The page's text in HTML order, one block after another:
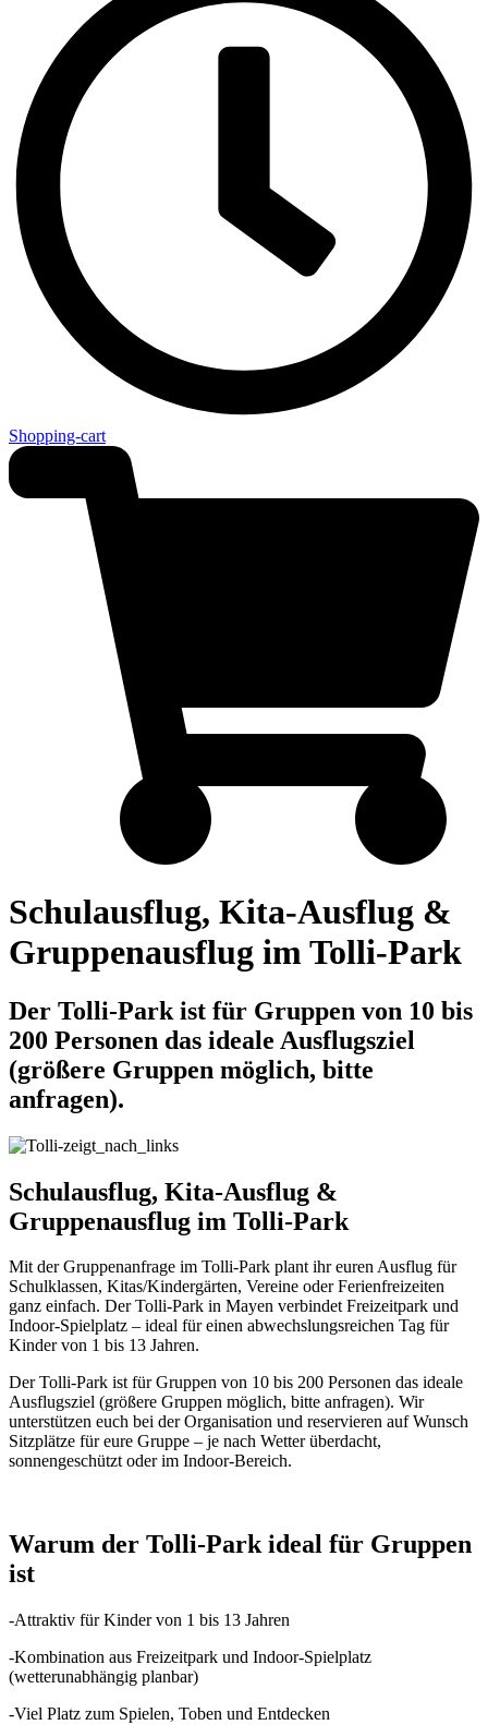
Shopping-cart
Schulausflug, Kita-Ausflug &
Gruppenausflug im Tolli-Park
Der Tolli-Park ist für Gruppen von 10 bis
200 Personen das ideale Ausflugsziel
(größere Gruppen möglich, bitte
anfragen).
Schulausflug, Kita-Ausflug &
Gruppenausflug im Tolli-Park
Mit der Gruppenanfrage im Tolli-Park plant ihr euren Ausflug für
Schulklassen, Kitas/Kindergärten, Vereine oder Ferienfreizeiten
ganz einfach. Der Tolli-Park in Mayen verbindet Freizeitpark und
Indoor-Spielplatz – ideal für einen abwechslungsreichen Tag für
Kinder von 1 bis 13 Jahren.
Der Tolli-Park ist für Gruppen von 10 bis 200 Personen das ideale
Ausflugsziel (größere Gruppen möglich, bitte anfragen). Wir
unterstützen euch bei der Organisation und reservieren auf Wunsch
Sitzplätze für eure Gruppe – je nach Wetter überdacht,
sonnengeschützt oder im Indoor-Bereich.
Warum der Tolli-Park ideal für Gruppen
ist
-Attraktiv für Kinder von 1 bis 13 Jahren
-Kombination aus Freizeitpark und Indoor-Spielplatz
(wetterunabhängig planbar)
-Viel Platz zum Spielen, Toben und Entdecken